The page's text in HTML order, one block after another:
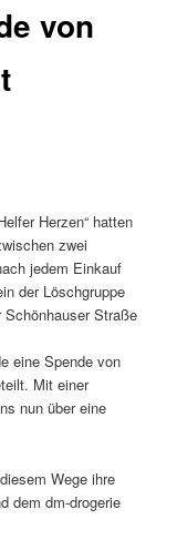
von
Herzen“ hatten
hen zwei
jedem Einkauf
der Löschgruppe
Schönhauser Straße
eine Spende von
Mit einer
nun über eine
Wege ihre
dem dm-drogerie